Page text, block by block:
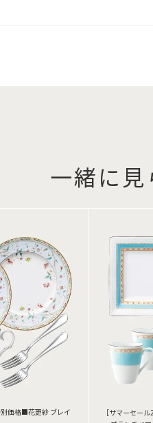
一緒に
価格■花更紗 ブレイ
［サマーセー